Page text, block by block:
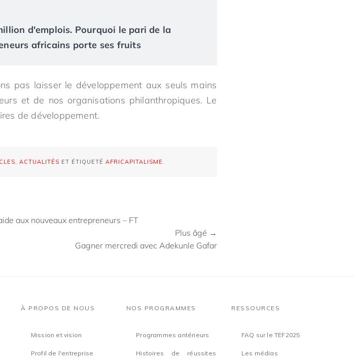
d'emplois. Pourquoi le pari de la
africains porte ses fruits
pas laisser le développement aux seuls mains
et de nos organisations philanthropiques. Le
de développement.
, ACTUALITÉS ET ÉTIQUETÉ AFRICAPITALISME .
aux nouveaux entrepreneurs – FT
Plus âgé →
Gagner mercredi avec Adekunle Gafar
À PROPOS DE NOUS
Mission et vision
Profil de l'entreprise
NOS PROGRAMMES
Programmes antérieurs
Histoires de réussites
RESSOURCES
FAQ sur le TEF2025
Les médias